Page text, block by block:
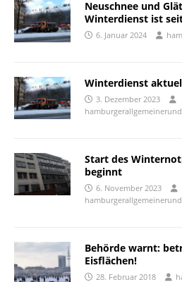
Neuschnee und
Winterdienst ist
6. Januar 2024
Winterdienst
3. Dezember 2023
Start des
beginnt
6. November 2023
Behörde warnt:
Eisflächen!
28. Februar 2018